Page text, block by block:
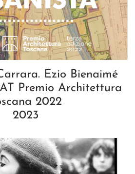
Ezio Bienaimé
Premio Architettura
2022
2023